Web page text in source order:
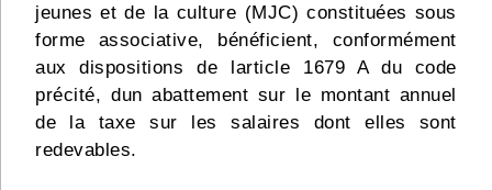
jeunes et de la culture (MJC) constituées sous
forme associative, bénéficient, conformément
aux dispositions de larticle 1679 A du code
précité, dun abattement sur le montant annuel
de la taxe sur les salaires dont elles sont
redevables.